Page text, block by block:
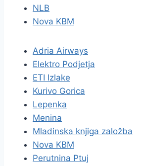
NLB
Nova KBM
Adria Airways
Elektro Podjetja
ETI Izlake
Kurivo Gorica
Lepenka
Menina
Mladinska knjiga založba
Nova KBM
Perutnina Ptuj